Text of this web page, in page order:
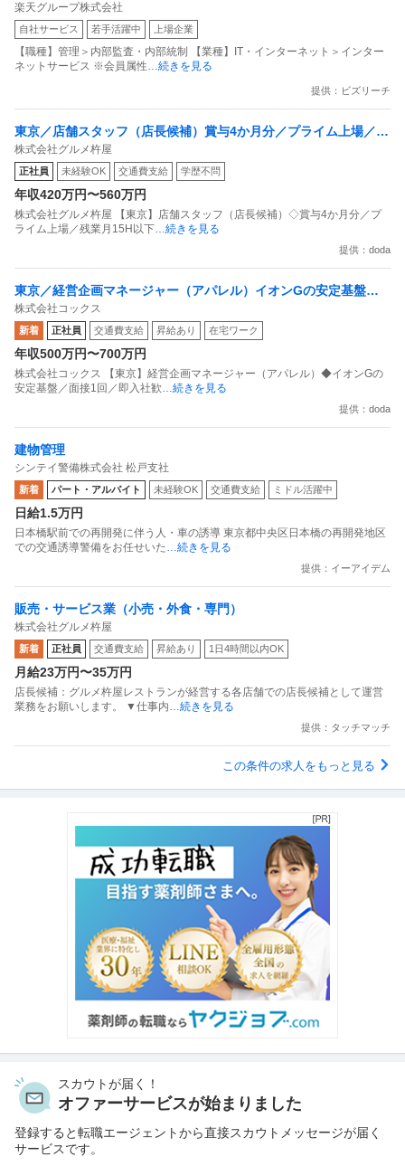
戦略事業コンプライアンス支援部 業務統制支援課：ショップコン
プライアンス推進担当（SBCSD）
楽天グループ株式会社
自社サービス 若手活躍中 上場企業
【職種】管理＞内部監査・内部統制 【業種】IT・インターネット＞インター
ネットサービス ※会員属性…続きを見る
提供：ビズリーチ
東京／店舗スタッフ（店長候補）賞与4か月分／プライム上場／残
業月15H以下／新店オープン多数
株式会社グルメ杵屋
正社員 未経験OK 交通費支給 学歴不問
年収420万円〜560万円
株式会社グルメ杵屋 【東京】店舗スタッフ（店長候補）◇賞与4か月分／プ
ライム上場／残業月15H以下…続きを見る
提供：doda
東京／経営企画マネージャー（アパレル）イオンGの安定基盤／
面接1回／即入社歓迎
株式会社コックス
新着 正社員 交通費支給 昇給あり 在宅ワーク
年収500万円〜700万円
株式会社コックス 【東京】経営企画マネージャー（アパレル）◆イオンGの
安定基盤／面接1回／即入社歓…続きを見る
提供：doda
建物管理
シンテイ警備株式会社 松戸支社
新着 パート・アルバイト 未経験OK 交通費支給 ミドル活躍中
日給1.5万円
日本橋駅前での再開発に伴う人・車の誘導 東京都中央区日本橋の再開発地区
での交通誘導警備をお任せいた…続きを見る
提供：イーアイデム
販売・サービス業（小売・外食・専門）
株式会社グルメ杵屋
新着 正社員 交通費支給 昇給あり 1日4時間以内OK
月給23万円〜35万円
店長候補：グルメ杵屋レストランが経営する各店舗での店長候補として運営
業務をお願いします。 ▼仕事内…続きを見る
提供：タッチマッチ
この条件の求人をもっと見る
スカウトが届く！
オファーサービスが始まりました
登録すると転職エージェントから直接スカウトメッセージが届く
サービスです。